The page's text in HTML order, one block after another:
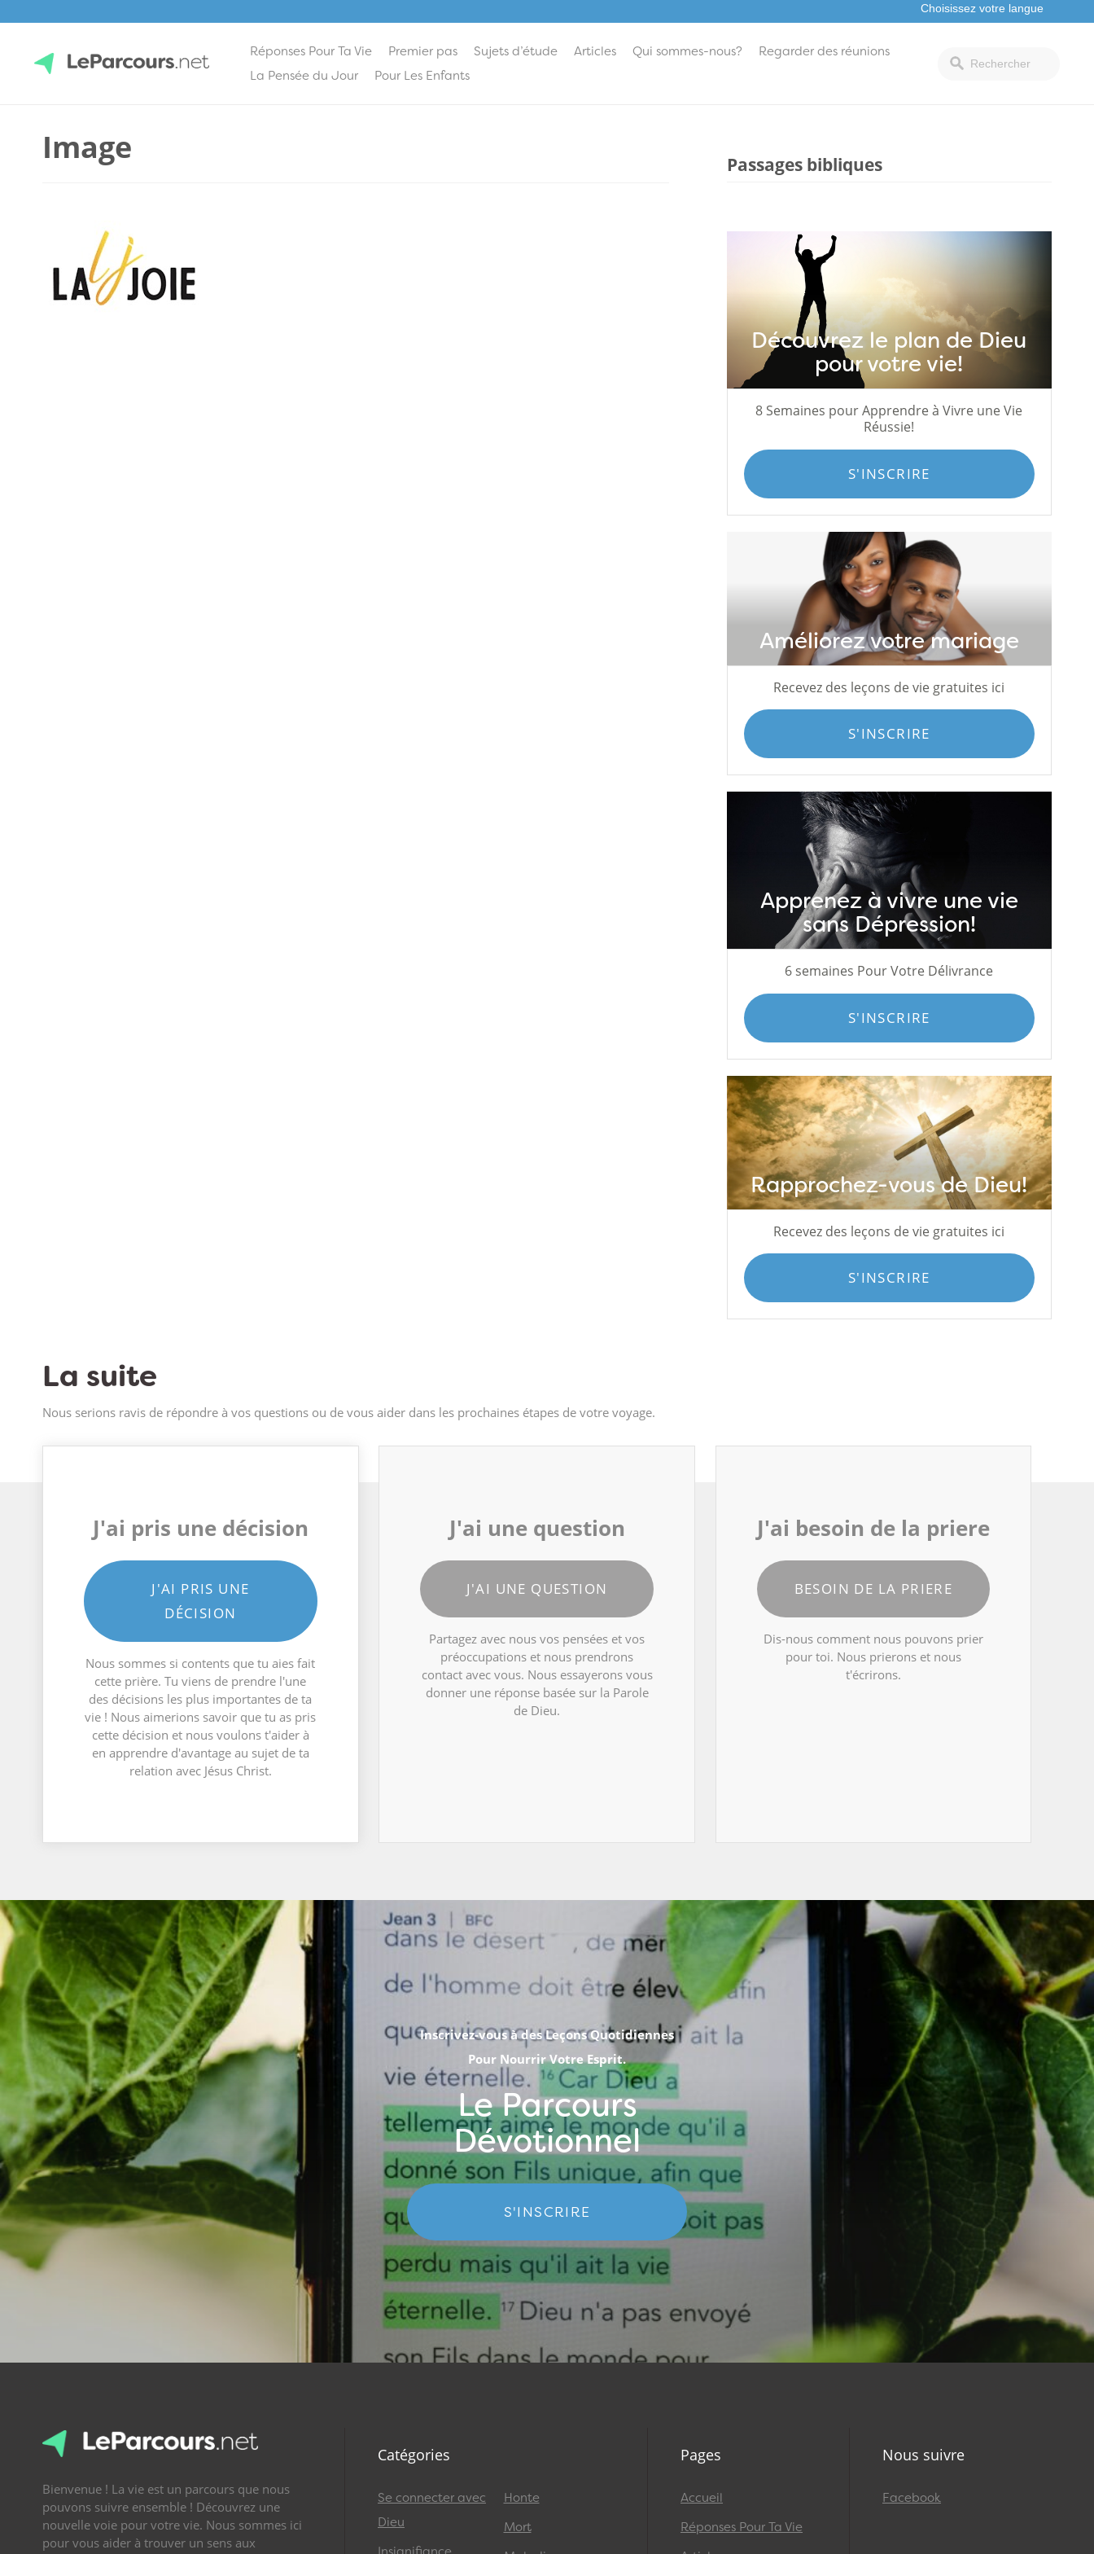
Réponses Pour Ta Vie Premier pas Sujets d’étude Articles Qui sommes-nous?
Regarder des réunions
La Pensée du Jour
Pour Les Enfants
Image Passages bibliques
Découvrez le plan de Dieu
pour votre vie!
8 Semaines pour Apprendre à Vivre une Vie
Réussie!
S'INSCRIRE
Améliorez votre mariage
Recevez des leçons de vie gratuites ici
S'INSCRIRE
Apprenez à vivre une vie
sans Dépression!
6 semaines Pour Votre Délivrance
S'INSCRIRE
Rapprochez-vous de Dieu!
Recevez des leçons de vie gratuites ici
S'INSCRIRE
La suite
Nous serions ravis de répondre à vos questions ou de vous aider dans les prochaines étapes de votre voyage.
J'ai pris une décision
J'AI PRIS UNE
DÉCISION
Nous sommes si contents que tu aies fait
cette prière. Tu viens de prendre l'une
des décisions les plus importantes de ta
vie ! Nous aimerions savoir que tu as pris
cette décision et nous voulons t'aider à
en apprendre d'avantage au sujet de ta
relation avec Jésus Christ.
J'ai une question
J'AI UNE QUESTION
Partagez avec nous vos pensées et vos
préoccupations et nous prendrons
contact avec vous. Nous essayerons vous
donner une réponse basée sur la Parole
de Dieu.
J'ai besoin de la priere
BESOIN DE LA PRIERE
Dis-nous comment nous pouvons prier
pour toi. Nous prierons et nous
t'écrirons.
Inscrivez-vous à des Leçons Quotidiennes
Pour Nourrir Votre Esprit.
Le Parcours
Dévotionnel
S'INSCRIRE
Bienvenue ! La vie est un parcours que nous
pouvons suivre ensemble ! Découvrez une
nouvelle voie pour votre vie. Nous sommes ici
pour vous aider à trouver un sens aux
Catégories
Se connecter avec
Dieu
Honte
Mort
Pages
Accueil
Réponses Pour Ta Vie
Nous suivre
Facebook